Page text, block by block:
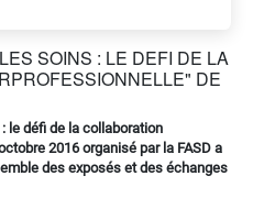
SOINS : LE DEFI DE LA
DE
le défi de la collaboration
2016 organisé par la FASD a
des exposés et des échanges